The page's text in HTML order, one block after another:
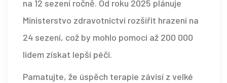
na 12 sezení ročně. Od roku 2025 plánuje
Ministerstvo zdravotnictví rozšířit hrazení na
24 sezení, což by mohlo pomoci až 200 000
lidem získat lepší péči.
Pamatujte, že úspěch terapie závisí z velké